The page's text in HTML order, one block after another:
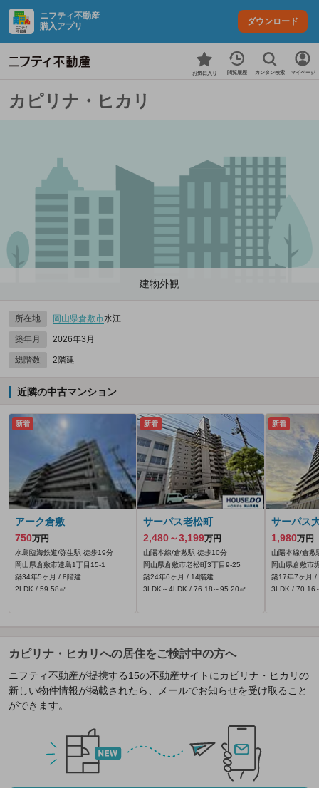
ニフティ不動産
購入アプリ
ダウンロード
お気に入り 閲覧履歴 カンタン検索 マイページ
カピリナ・ヒカリ
建物外観
所在地 岡山県倉敷市水江
築年月 2026年3月
総階数 2階建
近隣の中古マンション
新着
アーク倉敷
750万円
水島臨海鉄道/弥生駅 徒歩19分
岡山県倉敷市連島1丁目15-1
築34年5ヶ月 / 8階建
2LDK / 59.58㎡
新着
サーパス老松町
2,480～3,199万円
山陽本線/倉敷駅 徒歩10分
岡山県倉敷市老松町3丁目9-25
築24年6ヶ月 / 14階建
3LDK～4LDK / 76.18～95.20㎡
新着
サーパス
1,980万円
山陽本線/倉敷
岡山県倉敷市
築17年7ヶ月 /
3LDK / 70.16
カピリナ・ヒカリへの居住をご検討中の方へ
ニフティ不動産が提携する15の不動産サイトにカピリナ・ヒカリの
新しい物件情報が掲載されたら、メールでお知らせを受け取ること
ができます。